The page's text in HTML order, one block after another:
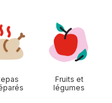
Fruits et
légumes